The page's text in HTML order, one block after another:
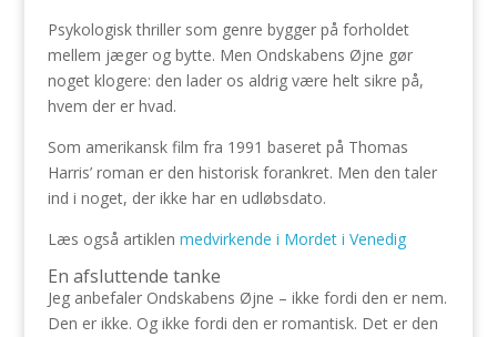
Psykologisk thriller som genre bygger på forholdet
mellem jæger og bytte. Men Ondskabens Øjne gør
noget klogere: den lader os aldrig være helt sikre på,
hvem der er hvad.
Som amerikansk film fra 1991 baseret på Thomas
Harris’ roman er den historisk forankret. Men den taler
ind i noget, der ikke har en udløbsdato.
Læs også artiklen medvirkende i Mordet i Venedig
En afsluttende tanke
Jeg anbefaler Ondskabens Øjne – ikke fordi den er nem.
Den er ikke. Og ikke fordi den er romantisk. Det er den